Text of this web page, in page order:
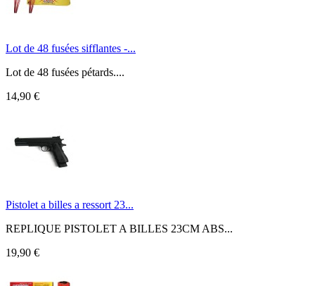
Lot de 48 fusées sifflantes -...
Lot de 48 fusées pétards....
14,90 €
Pistolet a billes a ressort 23...
REPLIQUE PISTOLET A BILLES 23CM ABS...
19,90 €